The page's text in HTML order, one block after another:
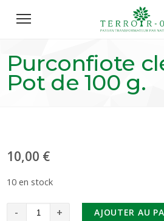
Purconfiote
Pot de 100 g.
10,00 €
10 en stock
AJOUTER AU